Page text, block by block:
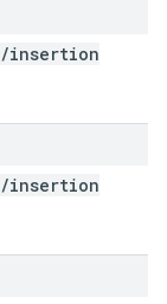
/insertion
/insertion